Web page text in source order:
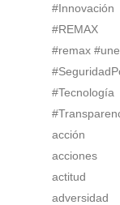
#Innovación
#REMAX
#remax
#Tecnología
acción
acciones
actitud
adversidad